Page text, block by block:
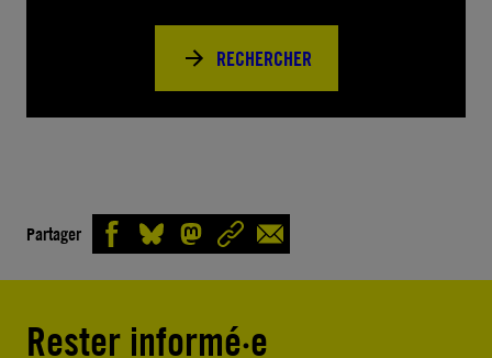
RECHERCHER
Partager
Rester informé·e